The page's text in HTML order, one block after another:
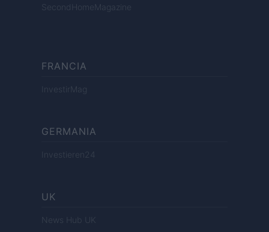
SecondHomeMagazine
FRANCIA
InvestirMag
GERMANIA
Investieren24
UK
News Hub UK